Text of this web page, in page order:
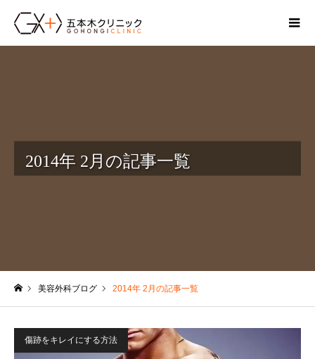
2014年 2月の記事一覧
美容外科ブログ 2014年 2月の記事一覧
傷跡をキレイにする方法